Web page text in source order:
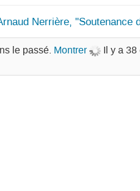
Nerrière, "Soutenance
le passé. Montrer
Il y a